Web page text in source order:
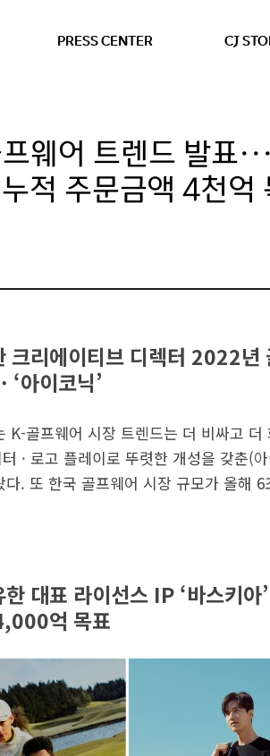
PRESS CENTER CJ
웨어 트렌드 발표
적 주문금액 4천억
리에이티브 디렉터 2022년
‘아이코닉’
K-골프웨어 시장 트렌드는 더 비싸고
· 로고 플레이로 뚜렷한 개성을 갖춘(
다. 또 한국 골프웨어 시장 규모가 올해
대표 라이선스 IP ‘바스키
억 목표